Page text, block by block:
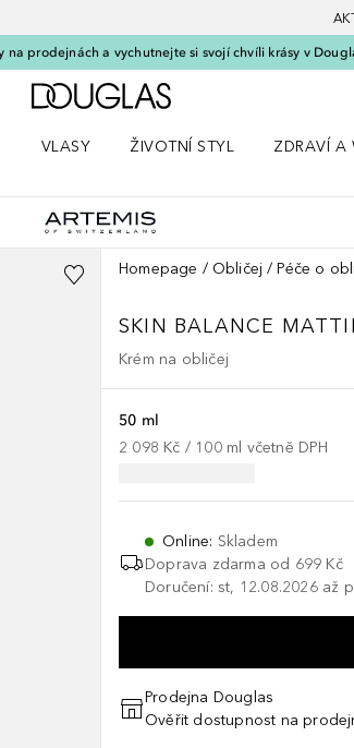
prodejnách a vychutnejte si svojí chvíli krásy v
Domů
VLASY
ŽIVOTNÍ STYL
ZDRAVÍ A
Homepage Obličej Péče o
SKIN BALANCE
Krém na obličej
50 ml
2 098 Kč / 100 ml včetně DPH
Online: Skladem
Doprava zdarma od 699 Kč
Doručení: st, 12.08.2026 až
Prodejna Douglas
Ověřit dostupnost na